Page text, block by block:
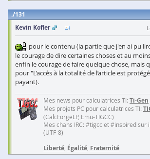
131
Kevin Kofler
pour le contenu (la partie que j'en ai pu
le courage de dire certaines choses et au
enfin le courage de faire quelque chose, mais
pour "L’accès à la totalité de l’article est
payant).
Mes news pour calculatrices TI: Ti-Gen
Mes projets PC pour calculatrices TI:
(CalcForgeLP, Emu-TIGCC)
Mes chans IRC: #tigcc et #inspired sur
(UTF-8)
Liberté, Égalité, Fraternité